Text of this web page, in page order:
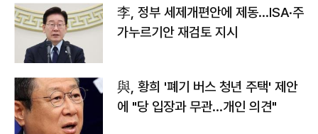
李, 정부 세제개편안에 제동…ISA·주
가누르기안 재검토 지시
與, 황희 '폐기 버스 청년 주택' 제안
에 "당 입장과 무관…개인 의견"